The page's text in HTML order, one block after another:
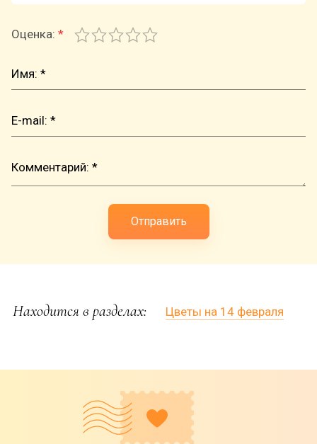
Оценка: *
Отправить
Находится в разделах: Цветы на 14 февраля